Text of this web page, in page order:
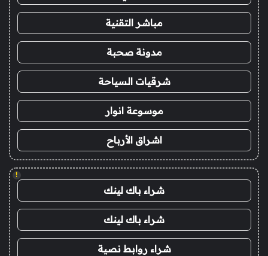
مباشر التقنية
مدونة صحبة
شرقيات السياحة
موسوعة انوار
اشراق الأرباح
!
شراء باك لينك
شراء باك لينك
شراء روابط نصية